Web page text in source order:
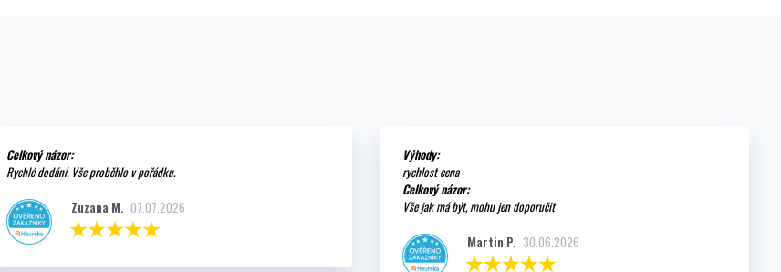
Celkový názor:
Rychlé dodání. Vše proběhlo v pořádku.
Zuzana M. 07.07.2026
Výhody:
rychlost cena
Celkový názor:
Vše jak má být, mohu jen doporučit
Martin P. 30.06.2026